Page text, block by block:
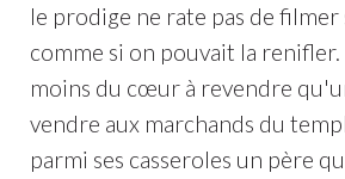
le prodige ne rate pas de filmer
comme si on pouvait la
moins du cœur à revendre
vendre aux marchands du
parmi ses casseroles un père